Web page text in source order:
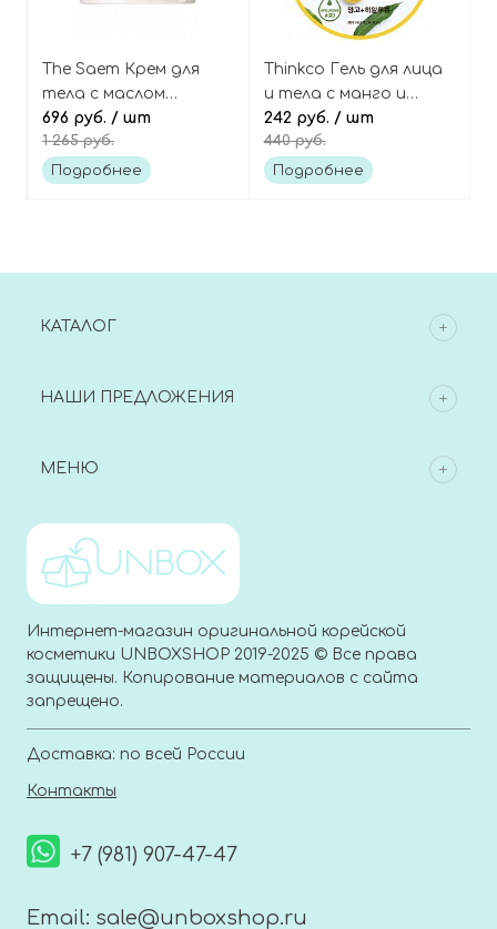
The Saem Крем для
тела с маслом
авокадо Avocado
body cream
696 руб. / шт
1 265 руб.
Подробнее
Thinkco Гель для лица
и тела с манго и
гиалуроновой
кислотой
Mango+Hyaluronic
242 руб. / шт
440 руб.
Подробнее
КАТАЛОГ
НАШИ ПРЕДЛОЖЕНИЯ
МЕНЮ
Интернет-магазин оригинальной корейской
косметики UNBOXSHOP 2019-2025 © Все права
защищены. Копирование материалов с сайта
запрещено.
Доставка: по всей России
Контакты
+7 (981) 907-47-47
Email: sale@unboxshop.ru